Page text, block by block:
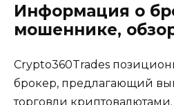
Информация о
мошеннике,
Crypto360Trades
брокер, предлагающий
торговли